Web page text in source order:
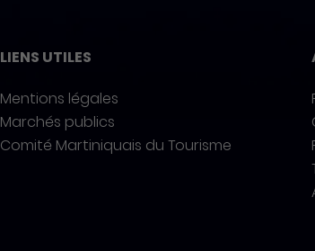
Pied de page
LIENS UTILES
Mentions légales
Marchés publics
Comité Martiniquais du Tourisme